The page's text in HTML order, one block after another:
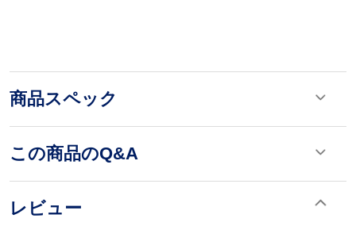
商品スペック
この商品のQ&A
レビュー